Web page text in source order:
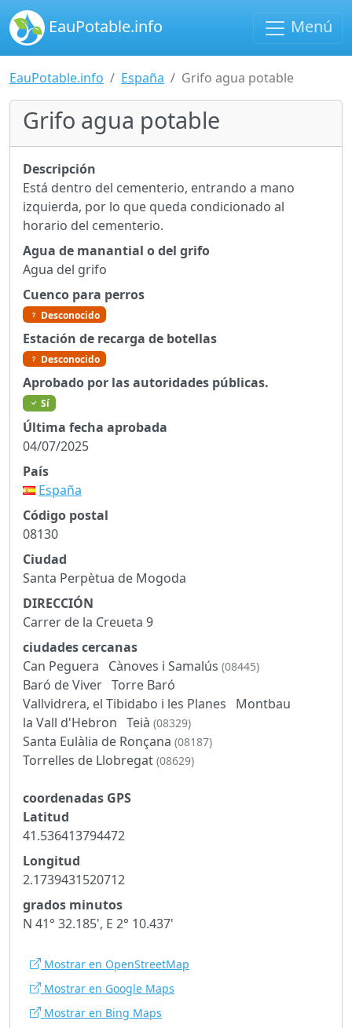
EauPotable.info Menú
EauPotable.info España Grifo agua potable
Grifo agua potable
Descripción
Está dentro del cementerio, entrando a mano
izquierda, por lo que queda condicionado al
horario del cementerio.
Agua de manantial o del grifo
Agua del grifo
Cuenco para perros
Desconocido
Estación de recarga de botellas
Desconocido
Aprobado por las autoridades públicas.
Sí
Última fecha aprobada
04/07/2025
País
España
Código postal
08130
Ciudad
Santa Perpètua de Mogoda
DIRECCIÓN
Carrer de la Creueta 9
ciudades cercanas
Can Peguera
Cànoves i Samalús (08445)
Baró de Viver Torre Baró
Vallvidrera, el Tibidabo i les Planes
Montbau
la Vall d'Hebron Teià (08329)
Santa Eulàlia de Ronçana (08187)
Torrelles de Llobregat (08629)
coordenadas GPS
Latitud
41.536413794472
Longitud
2.1739431520712
grados minutos
N 41° 32.185', E 2° 10.437'
Mostrar en OpenStreetMap
Mostrar en Google Maps
Mostrar en Bing Maps